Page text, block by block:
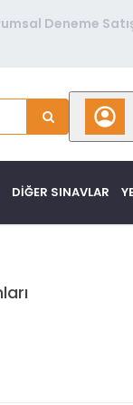
Deneme
DİĞER SINAVLAR